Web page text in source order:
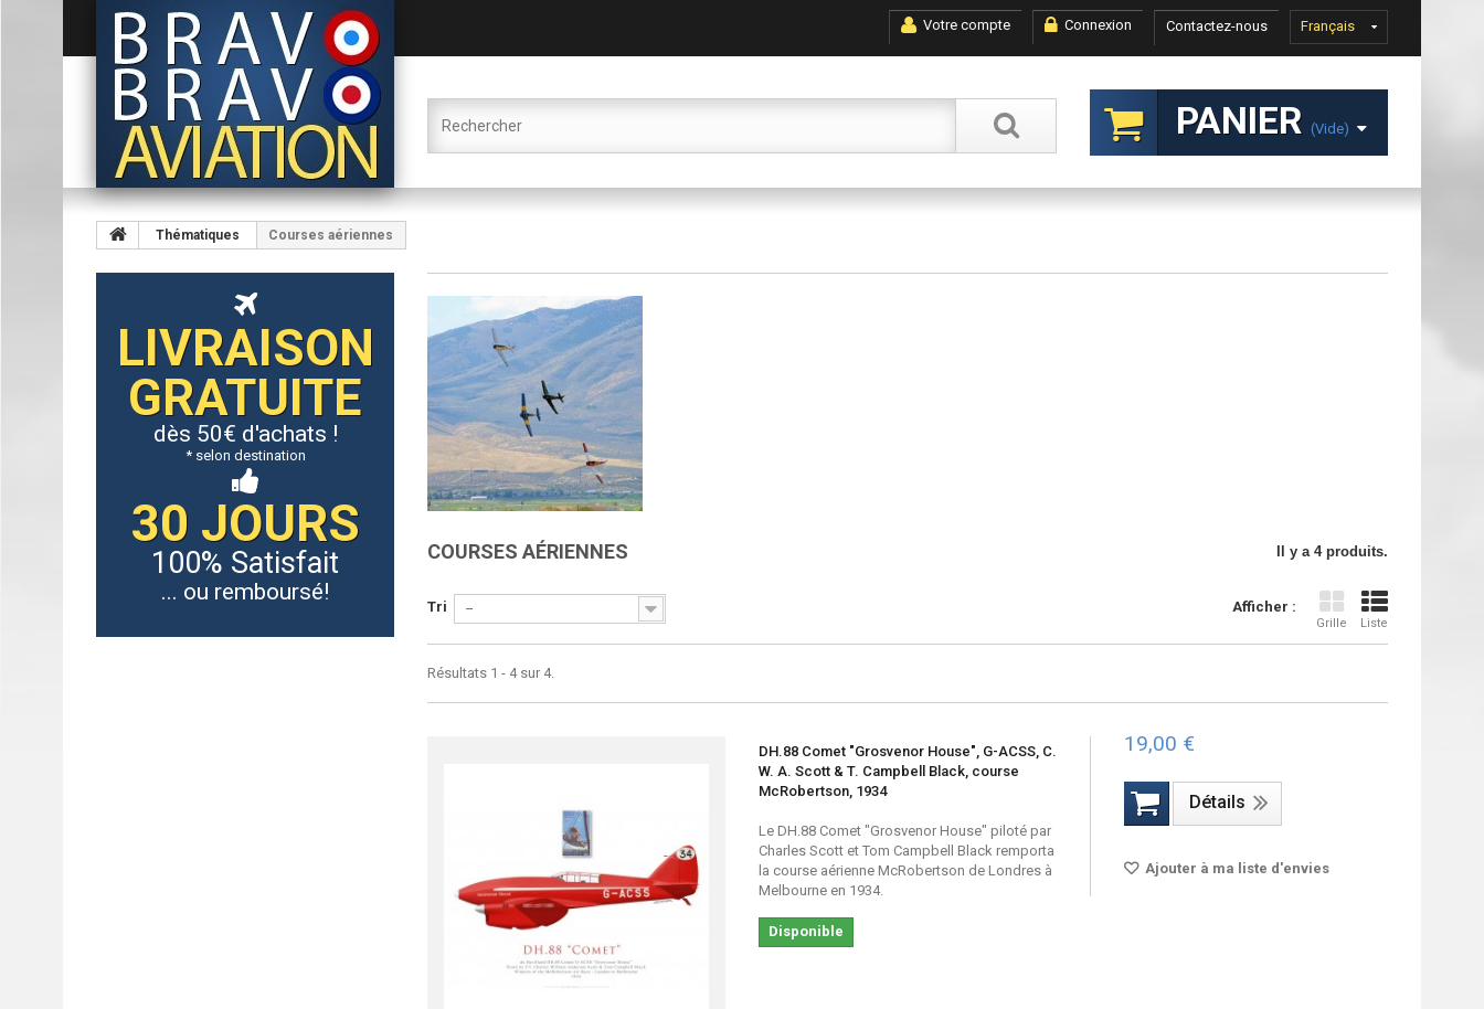
Français
Contactez-nous
Connexion
Votre compte
PANIER (vide)
Thématiques Courses aériennes
LIVRAISON
GRATUITE
dès 50€ d'achats !
* selon destination
30 JOURS
100% Satisfait
... ou remboursé!
COURSES AÉRIENNES Il y a 4 produits.
Afficher :
Grille Liste
Tri --
Résultats 1 - 4 sur 4.
DH.88 Comet "Grosvenor House", G-ACSS, C.
W. A. Scott & T. Campbell Black, course
McRobertson, 1934
Le DH.88 Comet "Grosvenor House" piloté par
Charles Scott et Tom Campbell Black remporta
la course aérienne McRobertson de Londres à
Melbourne en 1934.
Disponible
19,00 €
Détails
Ajouter à ma liste d'envies